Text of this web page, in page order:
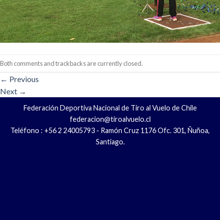
Both comments and trackbacks are currently closed.
← Previous
Next →
Federación Deportiva Nacional de Tiro al Vuelo de Chile
federacion@tiroalvuelo.cl
Teléfono : +56 2 24005793 - Ramón Cruz 1176 Ofc. 301, Ñuñoa,
Santiago.